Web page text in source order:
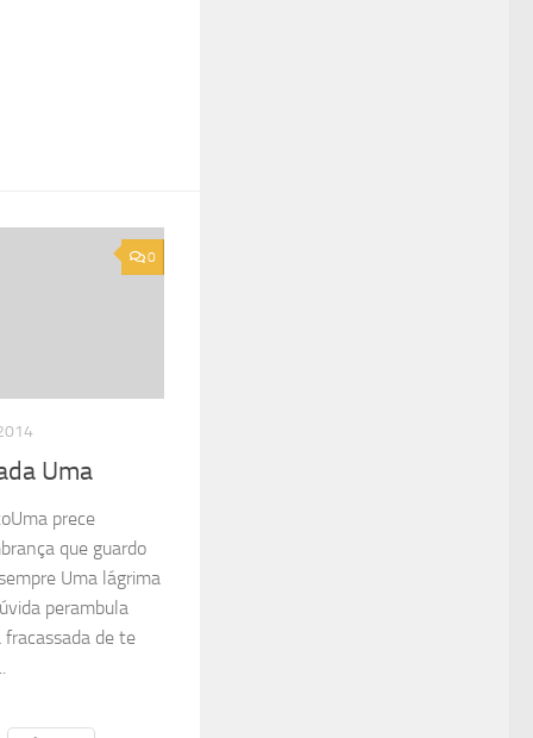
0
Uma
prece
que guardo
Uma lágrima
perambula
de te